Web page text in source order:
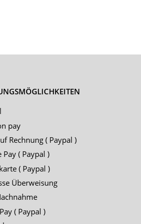
pay
Rechnung ( Paypal )
Pay ( Paypal )
( Paypal )
Überweisung
( Paypal )